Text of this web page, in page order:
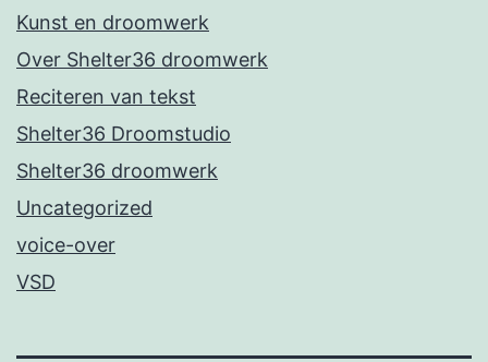
Kunst en droomwerk
Over Shelter36 droomwerk
Reciteren van tekst
Shelter36 Droomstudio
Shelter36 droomwerk
Uncategorized
voice-over
VSD